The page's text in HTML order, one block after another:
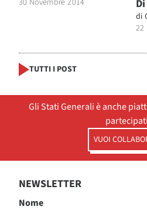
di
22
TUTTI I POST
Gli Stati Generali è anche
VUOI
NEWSLETTER
Nome